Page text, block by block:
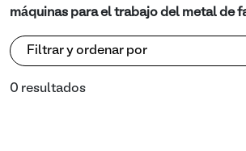
máquinas para el trabajo del metal de
Filtrar y ordenar por
0 resultados